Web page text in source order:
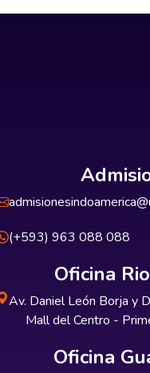
(+593) 963 088 088
Oficina
Av. Daniel León Borja y
Mall del Centro -
Oficina